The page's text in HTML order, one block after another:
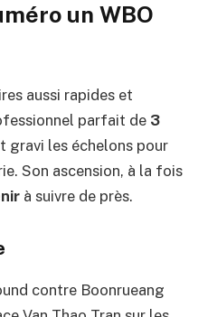
un WBO
aussi rapides et
parfait de 3
gravi les échelons pour
Son ascension, à la fois
à suivre de près.
contre Boonrueang